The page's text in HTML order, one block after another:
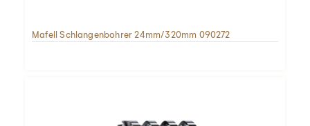
Mafell Schlangenbohrer 24mm/320mm 090272